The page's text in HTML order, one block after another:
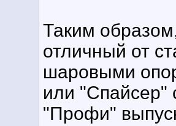
Таким
отличный от
шаровыми
или "Спайсер"
"Профи"